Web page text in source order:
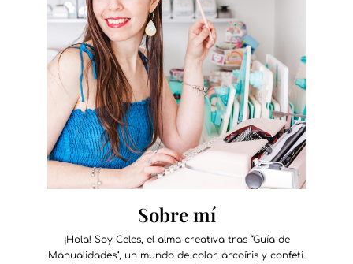
Sobre mí
¡Hola! Soy Celes, el alma creativa tras “Guía de
Manualidades”, un mundo de color, arcoíris y confeti.